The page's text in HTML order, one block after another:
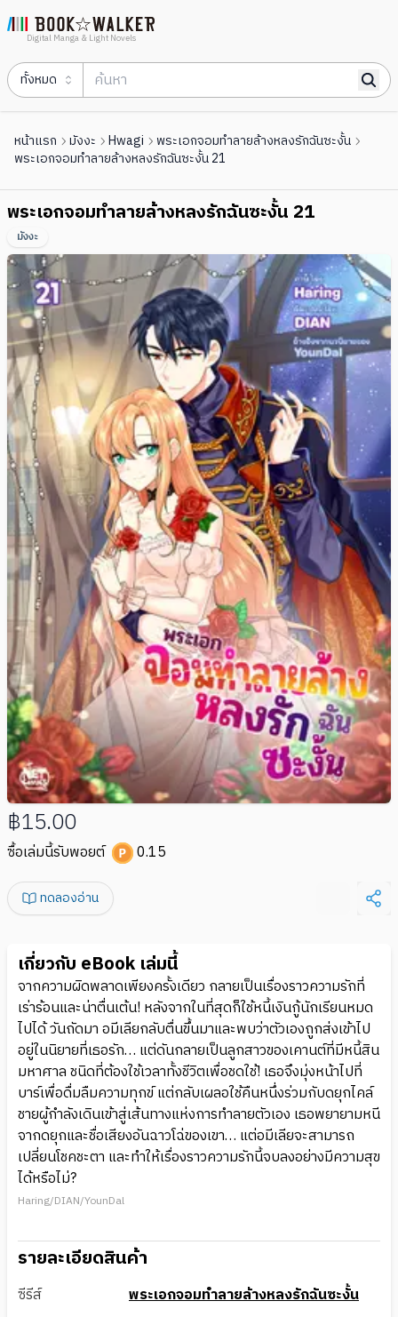
Digital Manga & Light Novels
ทั้งหมด
หน้าแรก มังงะ Hwagi
พระเอกจอมทำลายล้างหลงรักฉันซะงั้น
พระเอกจอมทำลายล้างหลงรักฉันซะงั้น 21
พระเอกจอมทำลายล้างหลงรักฉันซะงั้น 21
มังงะ
฿15.00
ซื้อเล่มนี้รับพอยต์ 0.15
ทดลองอ่าน
เกี่ยวกับ eBook เล่มนี้
จากความผิดพลาดเพียงครั้งเดียว กลายเป็นเรื่องราวความรักที่
เร่าร้อนและน่าตื่นเต้น! หลังจากในที่สุดก็ใช้หนี้เงินกู้นักเรียนหมด
ไปได้ วันถัดมา อมีเลียกลับตื่นขึ้นมาและพบว่าตัวเองถูกส่งเข้าไป
อยู่ในนิยายที่เธอรัก… แต่ดันกลายเป็นลูกสาวของเคานต์ที่มีหนี้สิน
มหาศาล ชนิดที่ต้องใช้เวลาทั้งชีวิตเพื่อชดใช้! เธอจึงมุ่งหน้าไปที่
บาร์เพื่อดื่มลืมความทุกข์ แต่กลับเผลอใช้คืนหนึ่งร่วมกับดยุกไคล์
ชายผู้กำลังเดินเข้าสู่เส้นทางแห่งการทำลายตัวเอง เธอพยายามหนี
จากดยุกและชื่อเสียงอันฉาวโฉ่ของเขา… แต่อมีเลียจะสามารถ
เปลี่ยนโชคชะตา และทำให้เรื่องราวความรักนี้จบลงอย่างมีความสุข
ได้หรือไม่?
Haring/DIAN/YounDal
รายละเอียดสินค้า
ซีรีส์
พระเอกจอมทำลายล้างหลงรักฉันซะงั้น